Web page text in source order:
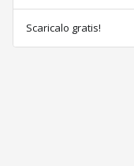
Scaricalo gratis!